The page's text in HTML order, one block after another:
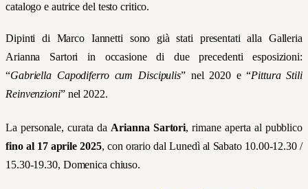
catalogo e autrice del testo critico.
Dipinti di Marco Iannetti sono già stati presentati alla Galleria
Arianna Sartori in occasione di due precedenti esposizioni:
“Gabriella Capodiferro cum Discipulis” nel 2020 e “Pittura Stili
Reinvenzioni” nel 2022.
La personale, curata da Arianna Sartori, rimane aperta al pubblico
fino al 17 aprile 2025, con orariodal Lunedì al Sabato 10.00-12.30 /
15.30-19.30, Domenica chiuso.